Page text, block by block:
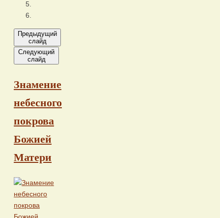
Предыдущий
слайд
Следующий
слайд
Знамение
небесного
покрова
Божией
Матери